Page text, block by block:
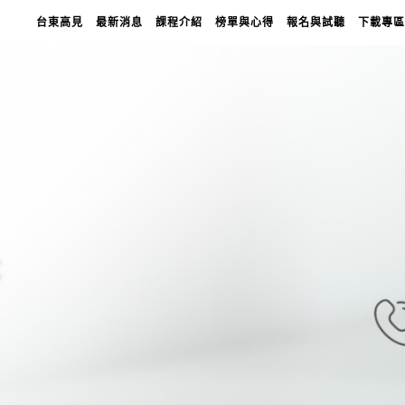
台東高見 最新消息 課程介紹 榜單與心得 報名與試聽 下載專區